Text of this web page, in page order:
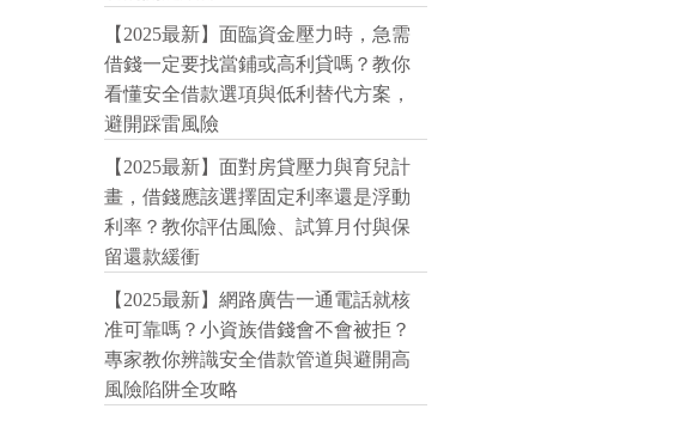
【2025最新】面臨資金壓力時，急需
借錢一定要找當鋪或高利貸嗎？教你
看懂安全借款選項與低利替代方案，
避開踩雷風險
【2025最新】面對房貸壓力與育兒計
畫，借錢應該選擇固定利率還是浮動
利率？教你評估風險、試算月付與保
留還款緩衝
【2025最新】網路廣告一通電話就核
准可靠嗎？小資族借錢會不會被拒？
專家教你辨識安全借款管道與避開高
風險陷阱全攻略